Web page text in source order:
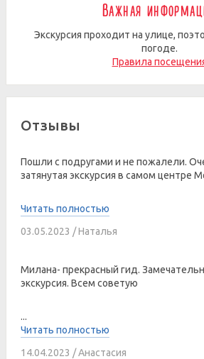
Важная
Экскурсия проходит на улице,
погоде.
Правила
Отзывы
Пошли с подругами и не пожалели.
затянутая экскурсия в самом центре
Читать полностью
03.05.2023 / Наталья
Милана- прекрасный гид.
экскурсия. Всем советую
...
Читать полностью
14.04.2023 / Анастасия